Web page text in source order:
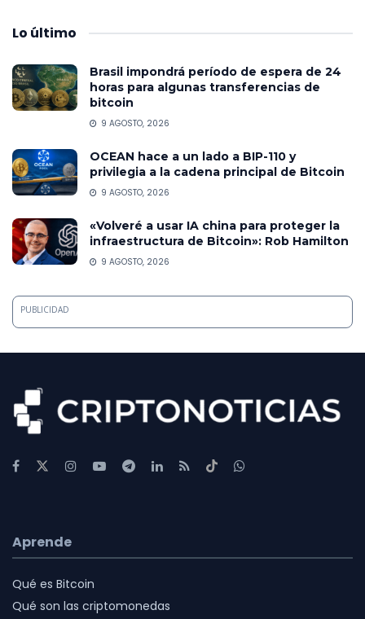
Lo último
Brasil impondrá período de espera de 24
horas para algunas transferencias de
bitcoin
9 AGOSTO, 2026
OCEAN hace a un lado a BIP-110 y
privilegia a la cadena principal de Bitcoin
9 AGOSTO, 2026
«Volveré a usar IA china para proteger la
infraestructura de Bitcoin»: Rob Hamilton
9 AGOSTO, 2026
PUBLICIDAD
Aprende
Qué es Bitcoin
Qué son las criptomonedas